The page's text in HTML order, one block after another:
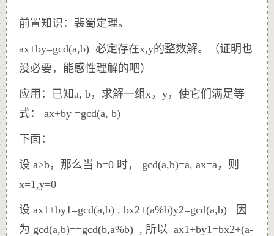
前置知识：裴蜀定理。
ax+by=gcd(a,b) 必定存在x,y的整数解。（证明也
没必要，能感性理解的吧）
应用：已知a, b，求解一组x，y，使它们满足等
式： ax+by =gcd(a, b)
下面：
设 a>b，那么当 b=0 时， gcd(a,b)=a, ax=a，则
x=1,y=0
设 ax1+by1=gcd(a,b) , bx2+(a%b)y2=gcd(a,b) 因
为 gcd(a,b)==gcd(b,a%b) , 所以 ax1+by1=bx2+(a-